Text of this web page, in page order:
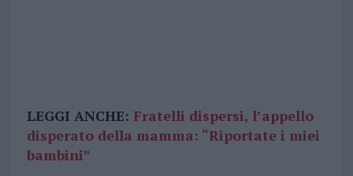
LEGGI ANCHE: Fratelli dispersi, l’appello
disperato della mamma: “Riportate i miei
bambini”